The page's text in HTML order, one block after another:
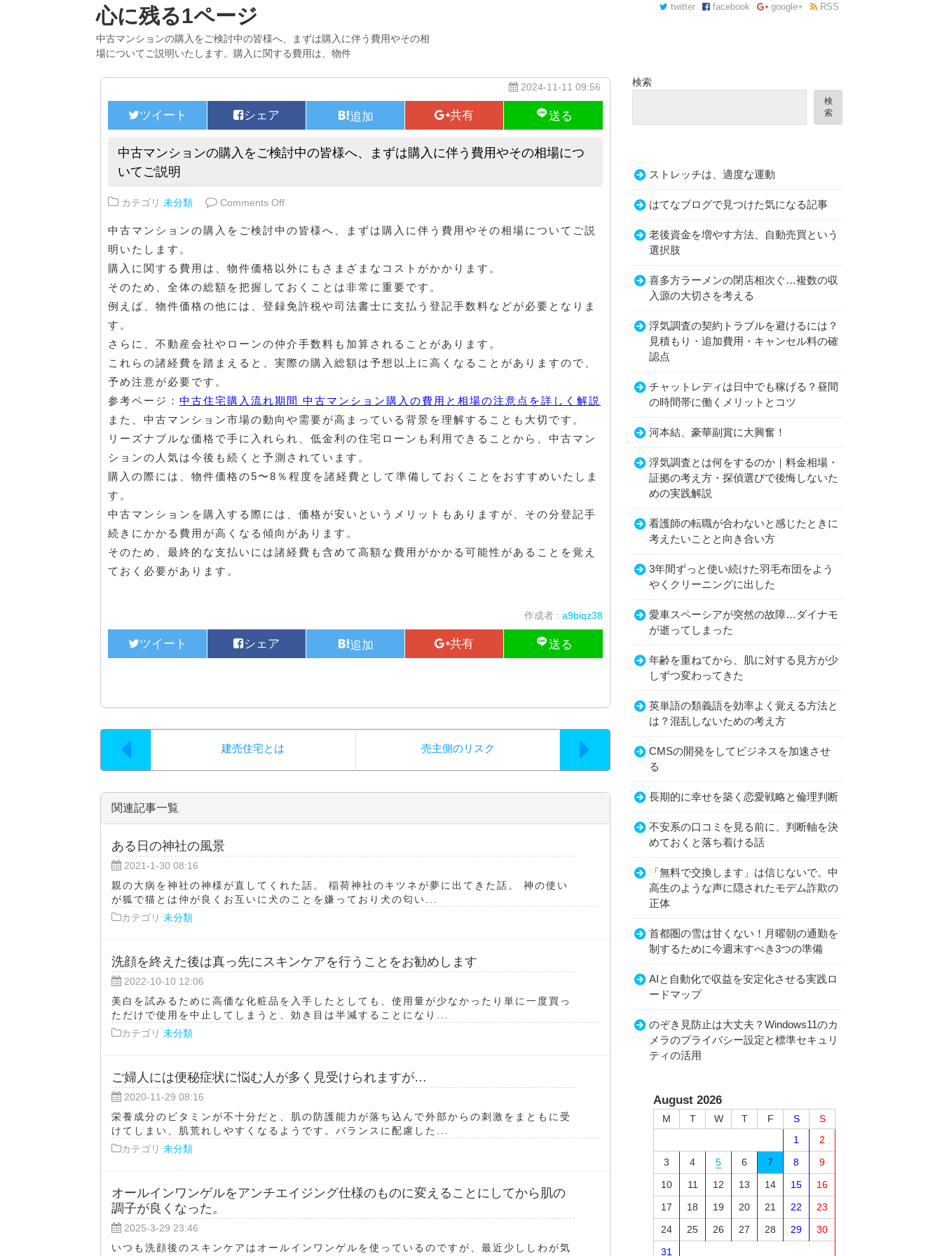
心に残る1ページ
中古マンションの購入をご検討中の皆様へ、まずは購入に伴う費用やその相
場についてご説明いたします。購入に関する費用は、物件
twitter facebook google+ RSS
2024-11-11 09:56
中古マンションの購入をご検討中の皆様へ、まずは購入に伴う費用やその相場につ
いてご説明
カテゴリ 未分類 Comments Offon 中古マンションの購入をご検討中の皆様へ、まずは購入に伴う費用やその相場についてご説明
中古マンションの購入をご検討中の皆様へ、まずは購入に伴う費用やその相場についてご説
明いたします。
購入に関する費用は、物件価格以外にもさまざまなコストがかかります。
そのため、全体の総額を把握しておくことは非常に重要です。
例えば、物件価格の他には、登録免許税や司法書士に支払う登記手数料などが必要となりま
す。
さらに、不動産会社やローンの仲介手数料も加算されることがあります。
これらの諸経費を踏まえると、実際の購入総額は予想以上に高くなることがありますので、
予め注意が必要です。
参考ページ： 中古住宅購入流れ期間 中古マンション購入の費用と相場の注意点を詳しく解説
また、中古マンション市場の動向や需要が高まっている背景を理解することも大切です。
リーズナブルな価格で手に入れられ、低金利の住宅ローンも利用できることから、中古マン
ションの人気は今後も続くと予測されています。
購入の際には、物件価格の5〜8％程度を諸経費として準備しておくことをおすすめいたしま
す。
中古マンションを購入する際には、価格が安いというメリットもありますが、その分登記手
続きにかかる費用が高くなる傾向があります。
そのため、最終的な支払いには諸経費も含めて高額な費用がかかる可能性があることを覚え
ておく必要があります。
作成者 : a9biqz38
建売住宅とは 売主側のリスク
関連記事一覧
ある日の神社の風景
2021-1-30 08:16
親の大病を神社の神様が直してくれた話。 稲荷神社のキツネが夢に出てきた話。 神の使い
が狐で猫とは仲が良くお互いに犬のことを嫌っており犬の匂い...
カテゴリ 未分類
洗顔を終えた後は真っ先にスキンケアを行うことをお勧めします
2022-10-10 12:06
美白を試みるために高価な化粧品を入手したとしても、使用量が少なかったり単に一度買っ
ただけで使用を中止してしまうと、効き目は半減することになり...
カテゴリ 未分類
ご婦人には便秘症状に悩む人が多く見受けられますが…
2020-11-29 08:16
栄養成分のビタミンが不十分だと、肌の防護能力が落ち込んで外部からの刺激をまともに受
けてしまい、肌荒れしやすくなるようです。バランスに配慮した...
カテゴリ 未分類
オールインワンゲルをアンチエイジング仕様のものに変えることにしてから肌の
調子が良くなった。
2025-3-29 23:46
いつも洗顔後のスキンケアはオールインワンゲルを使っているのですが、最近少ししわが気
検索
検
索
ストレッチは、適度な運動
はてなブログで見つけた気になる記事
老後資金を増やす方法、自動売買という
選択肢
喜多方ラーメンの閉店相次ぐ…複数の収
入源の大切さを考える
浮気調査の契約トラブルを避けるには？
見積もり・追加費用・キャンセル料の確
認点
チャットレディは日中でも稼げる？昼間
の時間帯に働くメリットとコツ
河本結、豪華副賞に大興奮！
浮気調査とは何をするのか｜料金相場・
証拠の考え方・探偵選びで後悔しないた
めの実践解説
看護師の転職が合わないと感じたときに
考えたいことと向き合い方
3年間ずっと使い続けた羽毛布団をよう
やくクリーニングに出した
愛車スペーシアが突然の故障…ダイナモ
が逝ってしまった
年齢を重ねてから、肌に対する見方が少
しずつ変わってきた
英単語の類義語を効率よく覚える方法と
は？混乱しないための考え方
CMSの開発をしてビジネスを加速させ
る
長期的に幸せを築く恋愛戦略と倫理判断
不安系の口コミを見る前に、判断軸を決
めておくと落ち着ける話
「無料で交換します」は信じないで。中
高生のような声に隠されたモデム詐欺の
正体
首都圏の雪は甘くない！月曜朝の通勤を
制するために今週末すべき3つの準備
AIと自動化で収益を安定化させる実践ロ
ードマップ
のぞき見防止は大丈夫？Windows11のカ
メラのプライバシー設定と標準セキュリ
ティの活用
August 2026
M T W T F S
S
1
2
3
4 5 6 7 8
9
10
11 12 13 14 15
16
17
18 19 20 21 22
23
24
25 26 27 28 29
30
31